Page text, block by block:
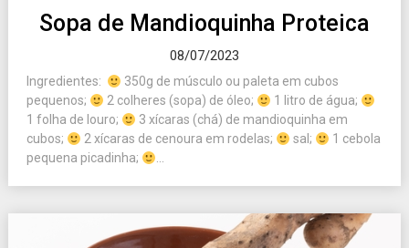
Sopa de Mandioquinha Proteica
08/07/2023
Ingredientes:
350g de músculo ou paleta em cubos
pequenos;
2 colheres (sopa) de óleo;
1 litro de água;
1 folha de louro;
3 xícaras (chá) de mandioquinha em
cubos;
2 xícaras de cenoura em rodelas; sal;
1 cebola
pequena picadinha;
...